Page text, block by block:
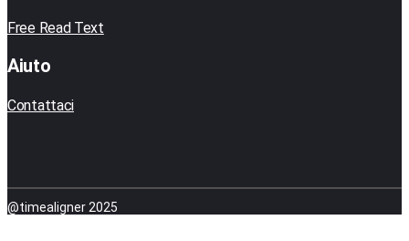
Free Read Text
Aiuto
Contattaci
@timealigner 2025